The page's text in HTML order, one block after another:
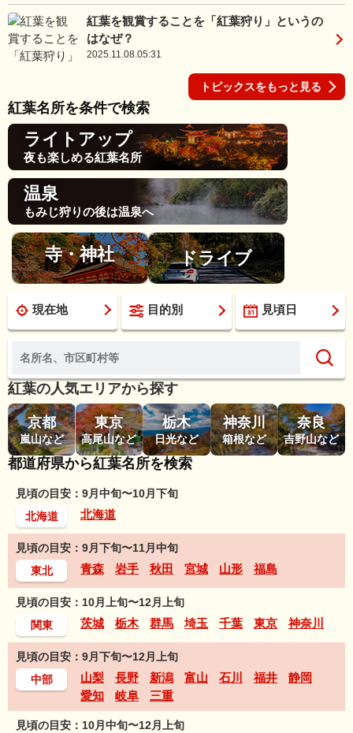
紅葉を観賞することを「紅葉狩り」というの
はなぜ？
2025.11.08.05:31
トピックスをもっと見る
紅葉名所を条件で検索
ライトアップ
夜も楽しめる紅葉名所
温泉
もみじ狩りの後は温泉へ
寺・神社 ドライブ
現在地 目的別 見頃日
紅葉の人気エリアから探す
京都
嵐山など
東京
高尾山など
栃木
日光など
神奈川
箱根など
奈良
吉野山など
都道府県から紅葉名所を検索
見頃の目安：9月中旬〜10月下旬
北海道
北海道
見頃の目安：9月下旬〜11月中旬
東北
青森 岩手 秋田 宮城 山形 福島
見頃の目安：10月上旬〜12月上旬
関東
茨城 栃木 群馬 埼玉 千葉 東京 神奈川
見頃の目安：9月下旬〜12月上旬
中部
山梨 長野 新潟 富山 石川 福井
静岡
愛知
岐阜 三重
見頃の目安：10月中旬〜12月上旬